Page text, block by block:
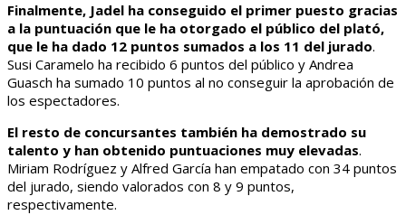
Finalmente, Jadel ha conseguido el primer puesto gracias
a la puntuación que le ha otorgado el público del plató,
que le ha dado 12 puntos sumados a los 11 del jurado.
Susi Caramelo ha recibido 6 puntos del público y Andrea
Guasch ha sumado 10 puntos al no conseguir la aprobación de
los espectadores.
El resto de concursantes también ha demostrado su
talento y han obtenido puntuaciones muy elevadas.
Miriam Rodríguez y Alfred García han empatado con 34 puntos
del jurado, siendo valorados con 8 y 9 puntos,
respectivamente.